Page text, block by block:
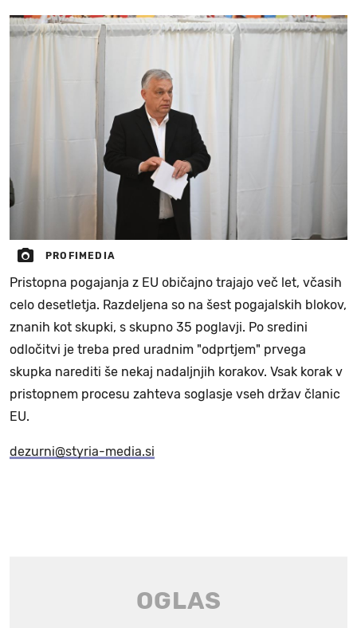
PROFIMEDIA
Pristopna pogajanja z EU običajno trajajo več let, včasih
celo desetletja. Razdeljena so na šest pogajalskih blokov,
znanih kot skupki, s skupno 35 poglavji. Po sredini
odločitvi je treba pred uradnim "odprtjem" prvega
skupka narediti še nekaj nadaljnjih korakov. Vsak korak v
pristopnem procesu zahteva soglasje vseh držav članic
EU.
dezurni@styria-media.si